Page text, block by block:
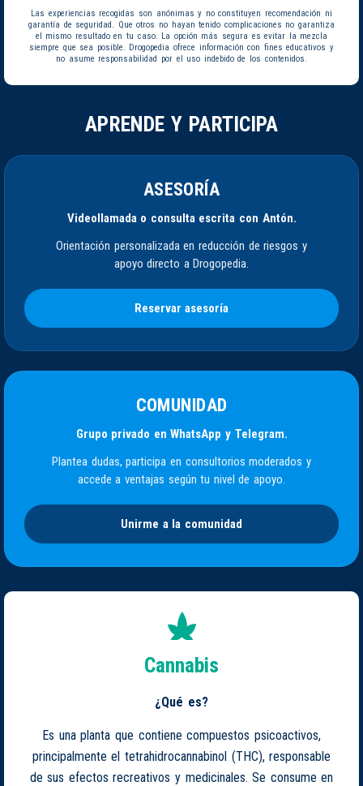
Las experiencias recogidas son anónimas y no constituyen recomendación ni
garantía de seguridad. Que otros no hayan tenido complicaciones no garantiza
el mismo resultado en tu caso. La opción más segura es evitar la mezcla
siempre que sea posible. Drogopedia ofrece información con fines educativos y
no asume responsabilidad por el uso indebido de los contenidos.
APRENDE Y PARTICIPA
ASESORÍA
Videollamada o consulta escrita con Antón.
Orientación personalizada en reducción de riesgos y
apoyo directo a Drogopedia.
Reservar asesoría
COMUNIDAD
Grupo privado en WhatsApp y Telegram.
Plantea dudas, participa en consultorios moderados y
accede a ventajas según tu nivel de apoyo.
Unirme a la comunidad
Cannabis
¿Qué es?
Es una planta que contiene compuestos psicoactivos,
principalmente el tetrahidrocannabinol (THC), responsable
de sus efectos recreativos y medicinales. Se consume en